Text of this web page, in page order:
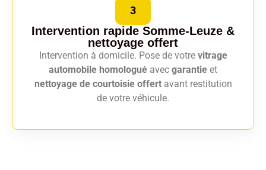
3
Intervention rapide Somme-Leuze &
nettoyage offert
Intervention à domicile. Pose de votre vitrage
automobile homologué avec garantie et
nettoyage de courtoisie offertavant restitution
de votre véhicule.